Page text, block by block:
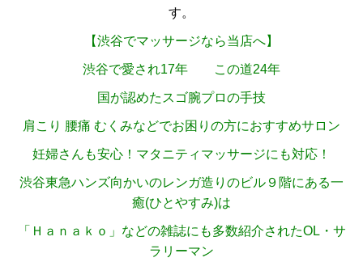
す。
【渋谷でマッサージなら当店へ】
渋谷で愛され17年 この道24年
国が認めたスゴ腕プロの手技
肩こり 腰痛 むくみなどでお困りの方におすすめサロン
妊婦さんも安心！マタニティマッサージにも対応！
渋谷東急ハンズ向かいのレンガ造りのビル９階にある一
癒(ひとやすみ)は
「Ｈａｎａｋｏ」などの雑誌にも多数紹介されたOL・サ
ラリーマン